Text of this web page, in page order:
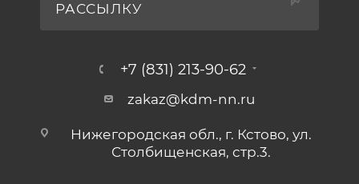
РАССЫЛКУ
+7 (831) 213-90-62
zakaz@kdm-nn.ru
Нижегородская обл., г. Кстово, ул.
Столбищенская, стр.3.